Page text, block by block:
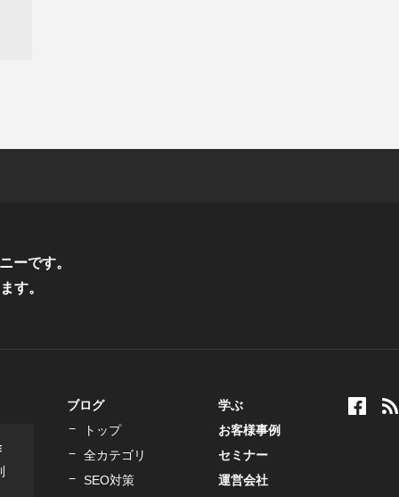
ーです。
す。
ブログ
トップ
全カテゴリ
SEO対策
学ぶ
お客様事例
セミナー
運営会社